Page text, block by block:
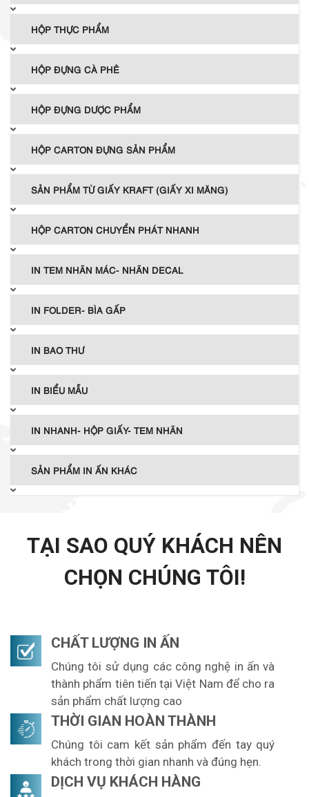
HỘP THỰC PHẨM
HỘP ĐỰNG CÀ PHÊ
HỘP ĐỰNG DƯỢC PHẨM
HỘP CARTON ĐỰNG SẢN PHẨM
SẢN PHẨM TỪ GIẤY KRAFT (GIẤY XI MĂNG)
HỘP CARTON CHUYỂN PHÁT NHANH
IN TEM NHÃN MÁC- NHÃN DECAL
IN FOLDER- BÌA GẤP
IN BAO THƯ
IN BIỂU MẪU
IN NHANH- HỘP GIẤY- TEM NHÃN
SẢN PHẨM IN ẤN KHÁC
TẠI SAO QUÝ KHÁCH NÊN
CHỌN CHÚNG TÔI!
CHẤT LƯỢNG IN ẤN
Chúng tôi sử dụng các công nghệ in ấn và
thành phẩm tiên tiến tại Việt Nam để cho ra
sản phẩm chất lượng cao
THỜI GIAN HOÀN THÀNH
Chúng tôi cam kết sản phẩm đến tay quý
khách trong thời gian nhanh và đúng hẹn.
DỊCH VỤ KHÁCH HÀNG